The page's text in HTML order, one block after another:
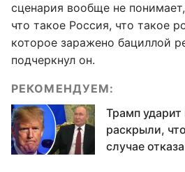
сценария вообще не
что такое Россия, что такое
которое заражено бациллой
подчеркнул он.
РЕКОМЕНДУЕМ:
Трамп
раскрыли,
случае